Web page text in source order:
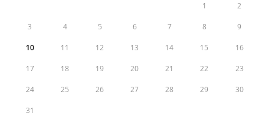
1 2
3 4 5 6 7 8 9
10 11 12 13 14 15 16
17 18 19 20 21 22 23
24 25 26 27 28 29 30
31